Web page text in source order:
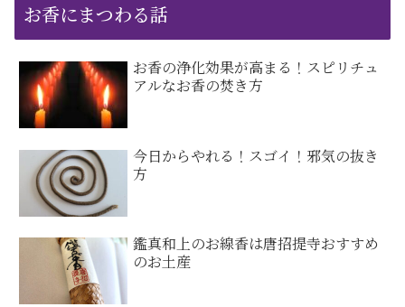
お香にまつわる話
お香の浄化効果が高まる！スピリチュ
アルなお香の焚き方
今日からやれる！スゴイ！邪気の抜き
方
鑑真和上のお線香は唐招提寺おすすめ
のお土産